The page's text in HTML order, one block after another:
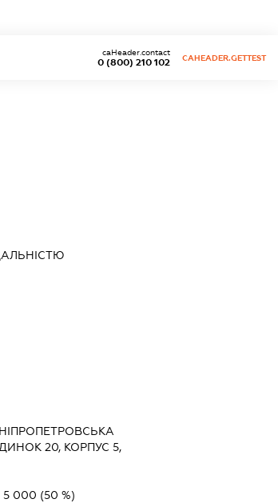
0 (800) 210 102
caHeader.contact
CAHEADER.GETTEST
20, КОРПУС 5,
5 000 (50 %)